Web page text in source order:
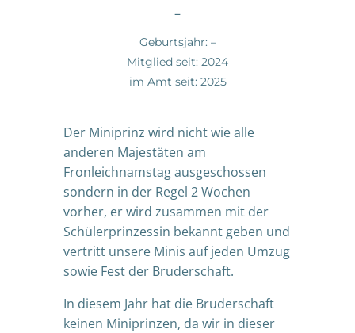
–
Geburtsjahr: –
Mitglied seit: 2024
im Amt seit: 2025
Der Miniprinz wird nicht wie alle
anderen Majestäten am
Fronleichnamstag ausgeschossen
sondern in der Regel 2 Wochen
vorher, er wird zusammen mit der
Schülerprinzessin bekannt geben und
vertritt unsere Minis auf jeden Umzug
sowie Fest der Bruderschaft.
In diesem Jahr hat die Bruderschaft
keinen Miniprinzen, da wir in dieser